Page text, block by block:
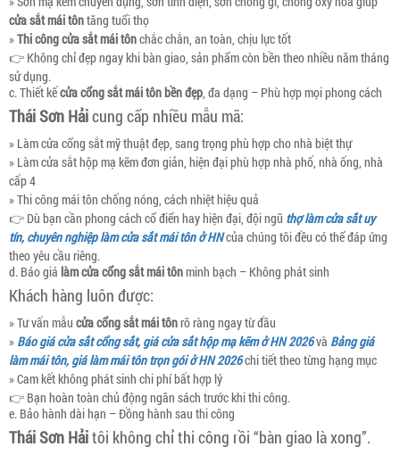
cửa sắt mái tôntăng tuổi thọ
»Thi công cửa sắt mái tônchắc chắn, an toàn, chịu lực tốt
👉 Không chỉ đẹp ngay khi bàn giao, sản phẩm còn bền theo nhiều năm tháng
sử dụng.
c. Thiết kếcửa cổng sắt mái tôn bền đẹp, đa dạng – Phù hợp mọi phong cách
Thái Sơn Hảicung cấp nhiều mẫu mã:
» Làm cửa cổng sắt mỹ thuật đẹp, sang trọng phù hợp cho nhà biệt thự
» Làm cửa sắt hộp mạ kẽm đơn giản, hiện đại phù hợp nhà phố, nhà ống, nhà
cấp 4
» Thi công mái tôn chống nóng, cách nhiệt hiệu quả
👉 Dù bạn cần phong cách cổ điển hay hiện đại, đội ngũ thợ làm cửa sắt uy
tín, chuyên nghiệp làm cửa sắt mái tôn ở HNcủa chúng tôi đều có thể đáp ứng
theo yêu cầu riêng.
d. Báo giá làm cửa cổng sắt mái tônminh bạch – Không phát sinh
Khách hàng luôn được:
» Tư vấn mẫu cửa cổng sắt mái tônrõ ràng ngay từ đầu
» Báo giá cửa sắt cổng sắt, giá cửa sắt hộp mạ kẽm ở HN 2026và Bảng giá
làm mái tôn, giá làm mái tôn trọn gói ở HN 2026chi tiết theo từng hạng mục
» Cam kết không phát sinh chi phí bất hợp lý
👉 Bạn hoàn toàn chủ động ngân sách trước khi thi công.
e. Bảo hành dài hạn – Đồng hành sau thi công
Thái Sơn Hảitôi không chỉ thi công rồi “bàn giao là xong”.